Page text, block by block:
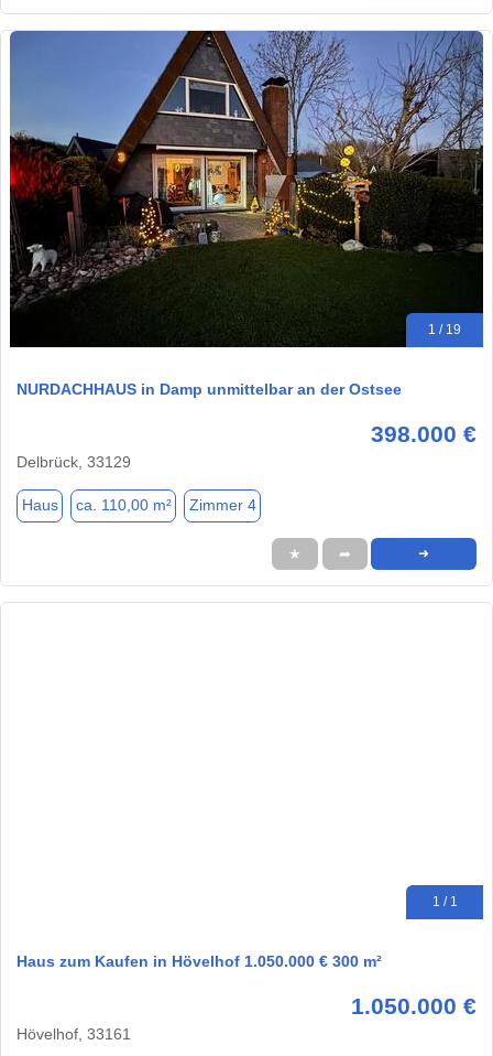
1 / 19
NURDACHHAUS in Damp unmittelbar an der Ostsee
398.000 €
Delbrück, 33129
Haus ca. 110,00 m² Zimmer 4
★ ➦ ➜
1 / 1
Haus zum Kaufen in Hövelhof 1.050.000 € 300 m²
1.050.000 €
Hövelhof, 33161